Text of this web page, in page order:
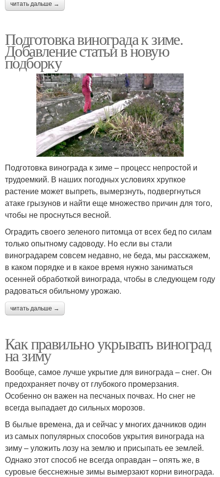
читать дальше →
Подготовка винограда к зиме.
Добавление статьи в новую
подборку
Подготовка винограда к зиме – процесс непростой и
трудоемкий. В наших погодных условиях хрупкое
растение может выпреть, вымерзнуть, подвергнуться
атаке грызунов и найти еще множество причин для того,
чтобы не проснуться весной.
Оградить своего зеленого питомца от всех бед по силам
только опытному садоводу. Но если вы стали
виноградарем совсем недавно, не беда, мы расскажем,
в каком порядке и в какое время нужно заниматься
осенней обработкой винограда, чтобы в следующем году
радоваться обильному урожаю.
читать дальше →
Как правильно укрывать виноград
на зиму
Вообще, самое лучше укрытие для винограда – снег. Он
предохраняет почву от глубокого промерзания.
Особенно он важен на песчаных почвах. Но снег не
всегда выпадает до сильных морозов.
В былые времена, да и сейчас у многих дачников один
из самых популярных способов укрытия винограда на
зиму – уложить лозу на землю и присыпать ее землей.
Однако этот способ не всегда оправдан – опять же, в
суровые бесснежные зимы вымерзают корни винограда.